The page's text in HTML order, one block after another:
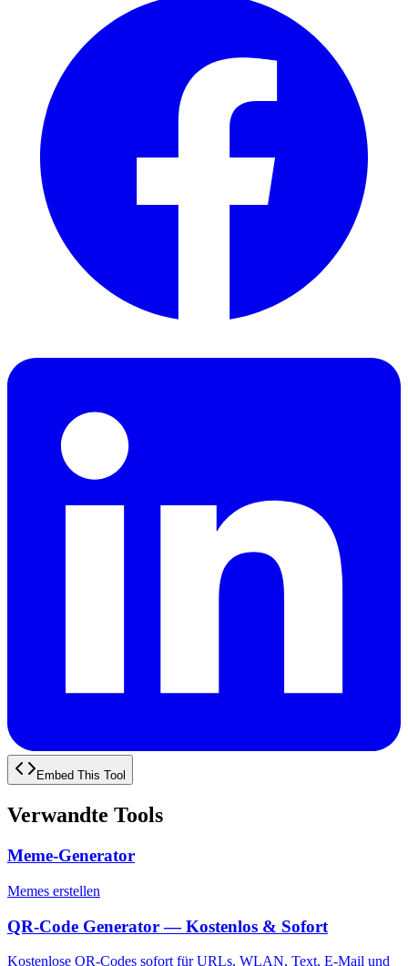
Embed This Tool
Verwandte Tools
Meme-Generator
Memes erstellen
QR-Code Generator — Kostenlos & Sofort
Kostenlose QR-Codes sofort für URLs, WLAN, Text, E-Mail und